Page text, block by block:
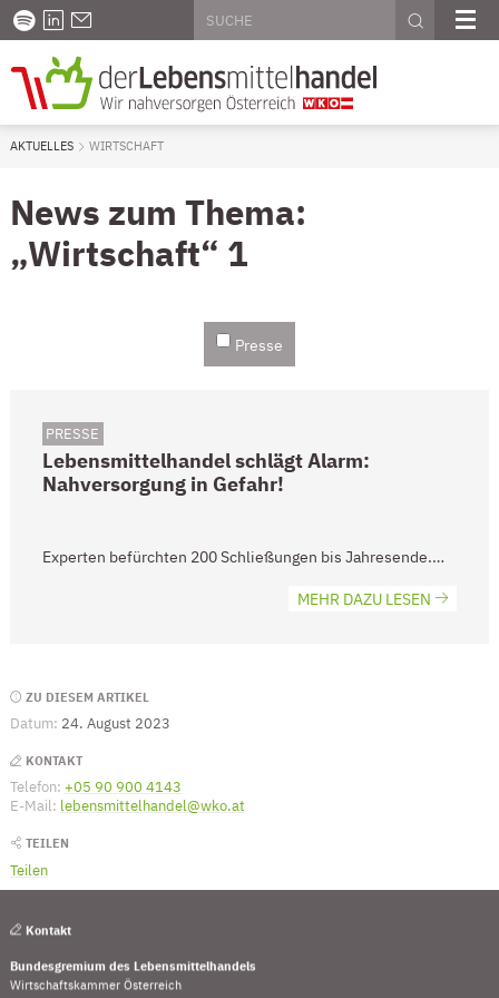
LINKEDIN
KONTAKT
Seitenweite Suche
SUCHE
AKTUELLES AKTUELL: WIRTSCHAFT
WIRTSCHAFT
News zum Thema:
„Wirtschaft“ 1
Presse
PRESSE
Lebensmittelhandel schlägt Alarm:
Nahversorgung in Gefahr!
Experten befürchten 200 Schließungen bis Jahresende.…
MEHR DAZU LESEN
Seitenleiste
ZU DIESEM ARTIKEL
Datum: 24. August 2023
KONTAKT
Telefon: +05 90 900 4143
E-Mail: lebensmittelhandel@wko.at
TEILEN
Teilen
Kontakt
Bundesgremium des Lebensmittelhandels
Wirtschaftskammer Österreich